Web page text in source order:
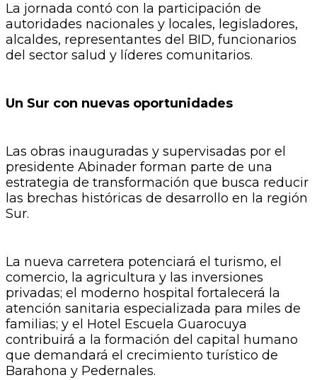
La jornada contó con la participación de
autoridades nacionales y locales, legisladores,
alcaldes, representantes del BID, funcionarios
del sector salud y líderes comunitarios.
Un Sur con nuevas oportunidades
Las obras inauguradas y supervisadas por el
presidente Abinader forman parte de una
estrategia de transformación que busca reducir
las brechas históricas de desarrollo en la región
Sur.
La nueva carretera potenciará el turismo, el
comercio, la agricultura y las inversiones
privadas; el moderno hospital fortalecerá la
atención sanitaria especializada para miles de
familias; y el Hotel Escuela Guarocuya
contribuirá a la formación del capital humano
que demandará el crecimiento turístico de
Barahona y Pedernales.